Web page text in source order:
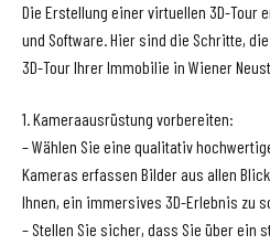
Die Erstellung einer virtuellen 3D-Tour
und Software. Hier sind die Schritte,
3D-Tour Ihrer Immobilie in Wiener
1. Kameraausrüstung vorbereiten:
– Wählen Sie eine qualitativ
Kameras erfassen Bilder aus allen
Ihnen, ein immersives 3D-Erlebnis zu
– Stellen Sie sicher, dass Sie über ein